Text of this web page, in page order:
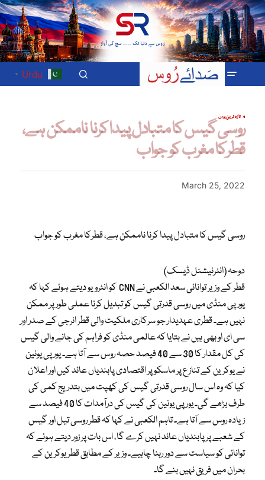
Urdu
▼
تازہ ترینروس
روسی گیس کا متبادل پیدا کرنا ناممکن ہے،
قطرکا مغرب کو جواب
March 25, 2022
روسی گیس کا متبادل پیدا کرنا ناممکن ہے، قطرکا مغرب کو جواب
دوحہ (انٹرنیشنل ڈیسک)
قطر کے وزیر توانائی سعد الکعبی نے CNN کو انٹرویو دیتے ہوئے کہا کہ
یورپی منڈی میں روسی قدرتی گیس کو تبدیل کرنا عملی طور پر ممکن
نہیں ہے۔ قطری عہدیدار جو سرکاری ملکیت والی قطر انرجی کے صدر اور
سی ای او بھی ہیں نے بتایا کہ عالمی منڈی کو فراہم کی جانے والی گیس
کی کل مقدار کا 30 سے 40 فیصد حصہ روس سے آتا ہے۔ یورپی یونین
نے یوکرین کے تنازع پر ماسکو پر اقتصادی پابندیاں عائد کیں اور اعلان
کیا کہ وہ اس سال روسی قدرتی گیس کی کھپت میں بتدریج کمی کی
طرف بڑھے گی۔ یورپی یونین کی گیس کی درآمدات کا 40 فیصد سے
زیادہ روس سے آتا ہے۔ تاہم الکعبی نے کہا کہ قطر روسی تیل اور گیس
کے شعبے پر پابندیاں عائد نہیں کرے گا، اس بات پر زور دیتے ہوئے کہ
توانائی کو سیاست سے دور رہنا چاہیے۔ وزیر کے مطابق قطر یوکرین کے
بحران میں فریق نہیں بنے گا۔